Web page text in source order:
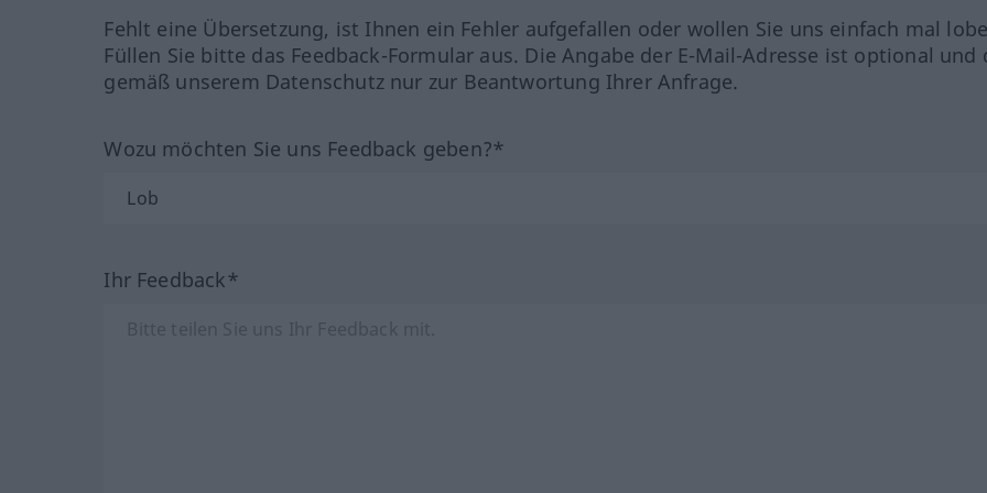
Fehlt eine Übersetzung, ist Ihnen ein Fehler aufgefallen oder wollen Sie uns einfach mal
Füllen Sie bitte das Feedback-Formular aus. Die Angabe der E-Mail-Adresse ist optional und
gemäß unserem Datenschutz nur zur Beantwortung Ihrer Anfrage.
Wozu möchten Sie uns Feedback geben?*
Ihr Feedback*